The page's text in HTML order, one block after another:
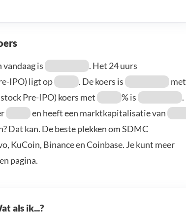
vandaag is
. Het 24 uurs
IPO) ligt op
. De koers is
met
Pre-IPO) koers met
% is
.
en heeft een marktkapitalisatie van
Dat kan. De beste plekken om SDMC
KuCoin, Binance en Coinbase. Je kunt meer
pagina.
als ik...?